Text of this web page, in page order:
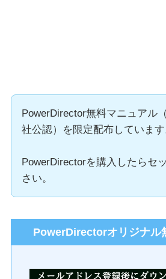
PowerDirector無料マニュアル
社公認）を限定配布しています
PowerDirectorを購入したらセ
さい。
PowerDirectorオリジナル